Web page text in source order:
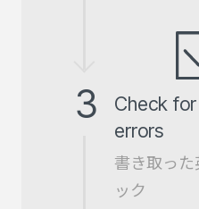
3
Check
errors
書き取った
ック